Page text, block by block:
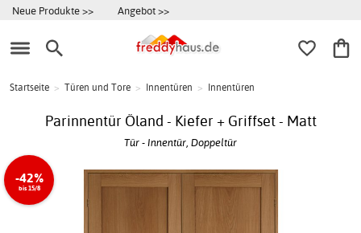
Neue Produkte >> Angebot >>
Startseite > Türen und Tore > Innentüren > Innentüren
Parinnentür Öland - Kiefer + Griffset - Matt
Tür - Innentür, Doppeltür
-42%
bis 15/8